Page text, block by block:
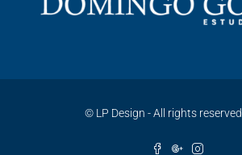
© LP Design - All rights reserved